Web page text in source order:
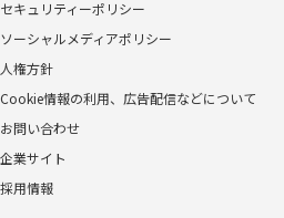
セキュリティーポリシー
ソーシャルメディアポリシー
人権方針
Cookie情報の利用、広告配信などについて
お問い合わせ
企業サイト
採用情報